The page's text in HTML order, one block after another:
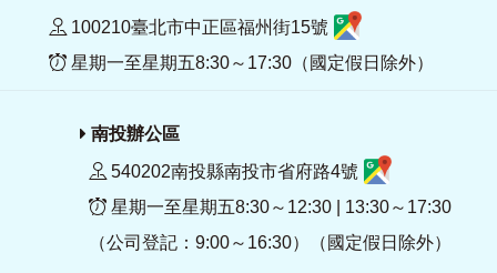
100210臺北市中正區福州街15號
星期一至星期五8:30～17:30（國定假日除外）
南投辦公區
540202南投縣南投市省府路4號
星期一至星期五8:30～12:30 | 13:30～17:30
（公司登記：9:00～16:30）（國定假日除外）